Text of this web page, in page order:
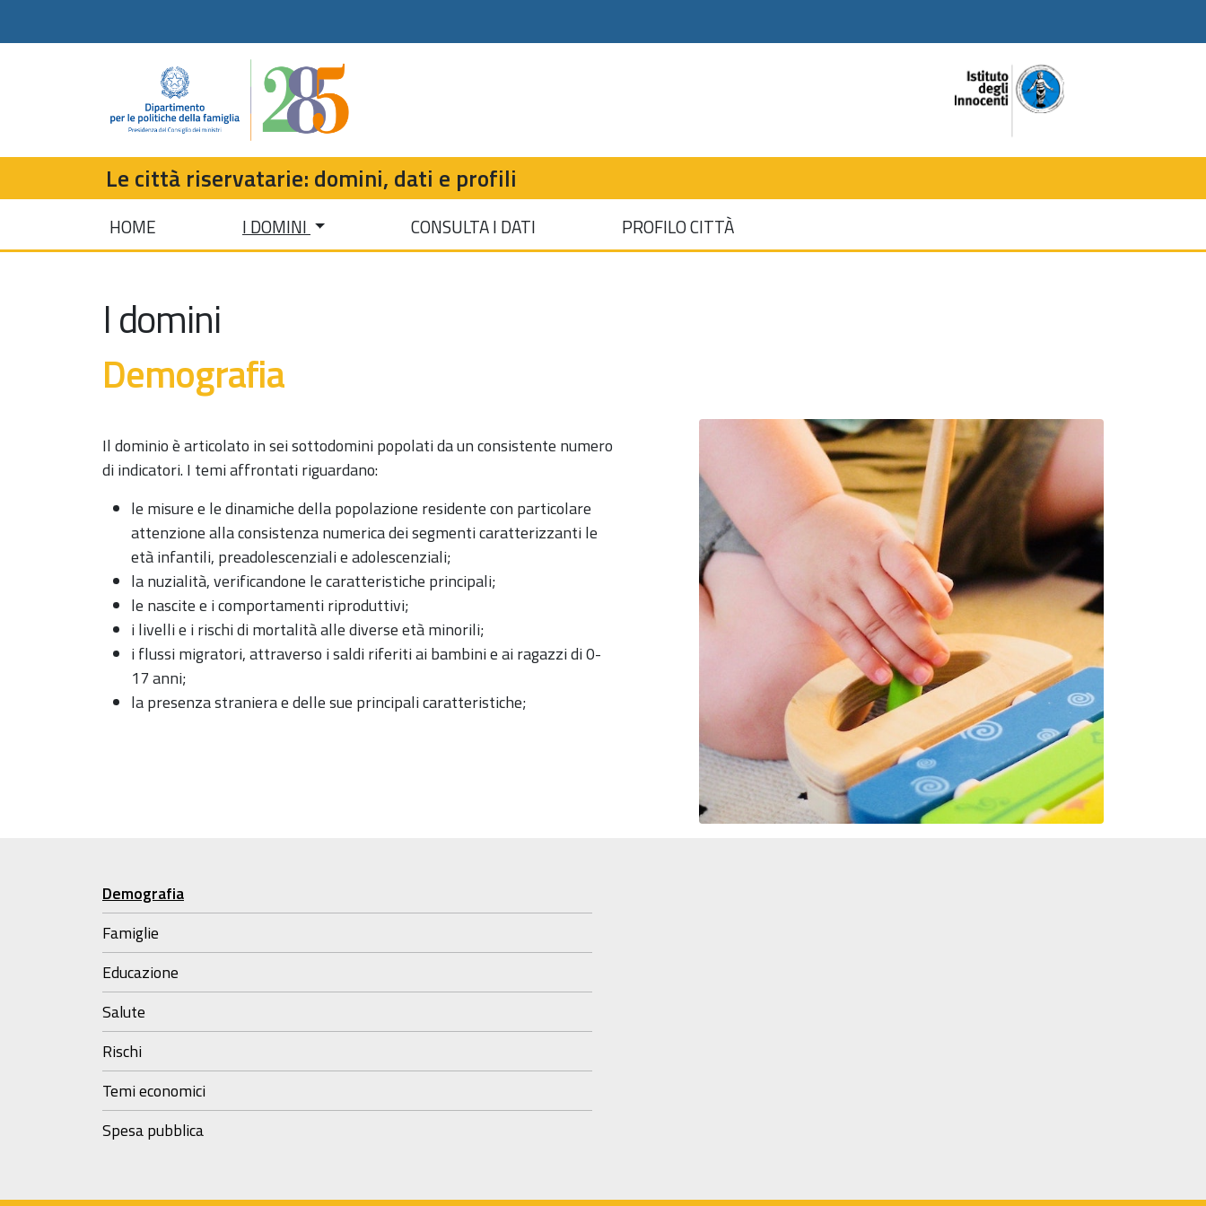
Le città riservatarie: domini, dati e profili
HOME I DOMINI CONSULTA I DATI PROFILO CITTÀ
I domini
Demografia
Il dominio è articolato in sei sottodomini popolati da un consistente numero
di indicatori. I temi affrontati riguardano:
le misure e le dinamiche della popolazione residente con particolare
attenzione alla consistenza numerica dei segmenti caratterizzanti le
età infantili, preadolescenziali e adolescenziali;
la nuzialità, verificandone le caratteristiche principali;
le nascite e i comportamenti riproduttivi;
i livelli e i rischi di mortalità alle diverse età minorili;
i flussi migratori, attraverso i saldi riferiti ai bambini e ai ragazzi di 0-
17 anni;
la presenza straniera e delle sue principali caratteristiche;
Demografia
Famiglie
Educazione
Salute
Rischi
Temi economici
Spesa pubblica